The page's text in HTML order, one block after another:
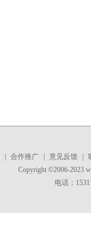
合作推广 意见反馈
Copyright ©2006-2023
电话：